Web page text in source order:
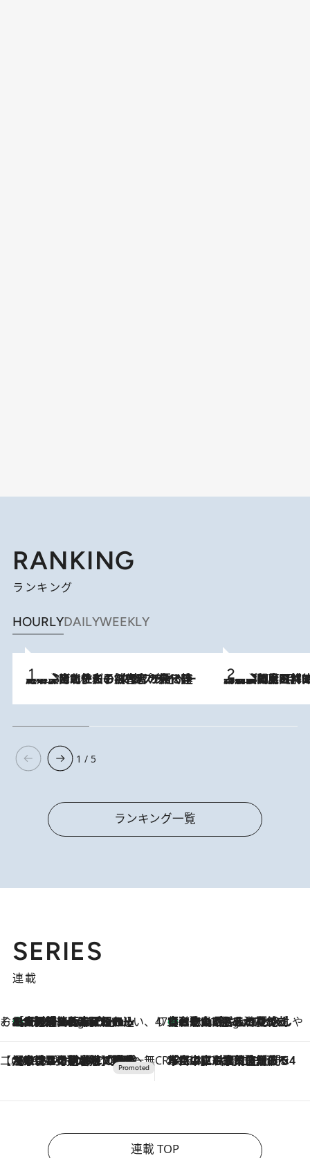
RANKING
ランキング
HOURLYDAILYWEEKLY
2026.8.3
《「文士の子ども被害者の会」発足！》阿川佐和子（72）が語る遠藤周作に北杜夫、劇作家・矢代静一の子どもたちの“文豪プライベート事件簿” 2026.8.8
「最後に見られてよかった」上野動物園の東園パンダ舎が解体前に特別公開。8月16日まで延長されたパネル展と共に辿る“半世紀”のパンダ飼育《解体工事の図面あり》
1 / 5
ランキング一覧
SERIES
連載
そおだよおこの関西おいしい、おやつ紀行8 Hours Ago
［大阪府箕面市］一皿一皿目の前で仕上げられる、料理を巧みに組み込んだアシェットデセールコース「ミチル アシェット デセール（Michiru assiette dessert）」 47都道府県の手みやげ ひんやりスイーツで夏を満喫
8 Hours Ago
【和歌山県】この夏絶対食べたい 冷やしておいしいおやつ3選 みかんがごろっと丸ごと入ったジュレ
【CREA×星野リゾート】唯一無二。癒しと発見が待つ場所へ
2026.8.7
【トンボの足水浴】ヒノキの香りに包まれて涼感マックス！約13℃の湧水かけ流しを避暑地「星野温泉 トンボの湯」で体験 CREA'S CHOICE
2026.8.7
「立川にも歌舞伎があるんだよ」 片岡仁左衛門・市川中車ら豪華座組みで4年目の立川立飛歌舞伎へ
連載 TOP